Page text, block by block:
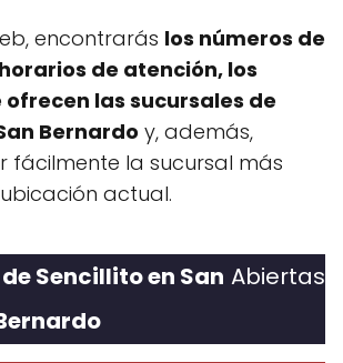
encontrarás los números de
de atención, los
las sucursales de
Bernardo y, además,
fácilmente la sucursal más
actual.
Sencillito en San Abiertas